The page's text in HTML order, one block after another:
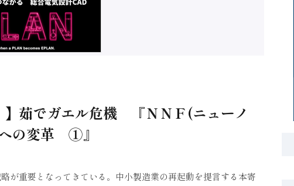
】茹でガエル危機 『ＮＮＦ(ニューノ
の変革 ①』
が重要となってきている。中小製造業の再起動を提言する本寄